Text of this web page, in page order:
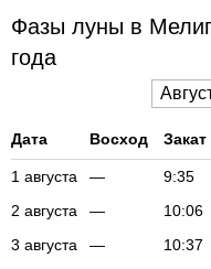
Фазы луны в
года
Дата Восход Закат
1 августа — 9:35
2 августа
— 10:06
3 августа
— 10:37